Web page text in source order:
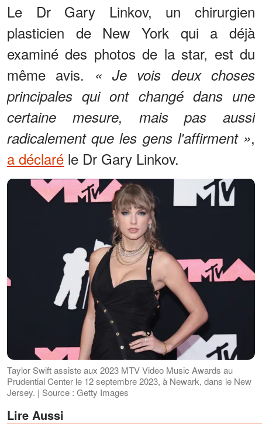
Le Dr Gary Linkov, un chirurgien
plasticien de New York qui a déjà
examiné des photos de la star, est du
même avis. « Je vois deux choses
principales qui ont changé dans une
certaine mesure, mais pas aussi
radicalement que les gens l'affirment »,
a déclaré le Dr Gary Linkov.
Taylor Swift assiste aux 2023 MTV Video Music Awards au
Prudential Center le 12 septembre 2023, à Newark, dans le New
Jersey. | Source : Getty Images
Lire Aussi